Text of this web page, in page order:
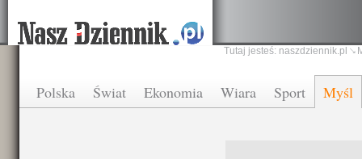
Polska Świat Ekonomia Wiara Sport Myśl
Tutaj jesteś: naszdziennik.pl